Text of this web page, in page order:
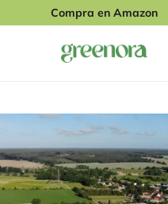
Compra en Amazon
de navegación
Greenora